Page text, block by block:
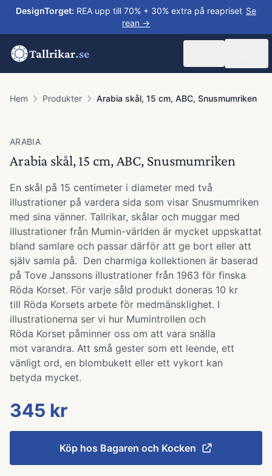
DesignTorget: REA upp till 70% + 30% extra på reapriset Se
rean →
Tallrikar.se
Hem Produkter Arabia skål, 15 cm, ABC, Snusmumriken
ARABIA
Arabia skål, 15 cm, ABC, Snusmumriken
En skål på 15 centimeter i diameter med två
illustrationer på vardera sida som visar Snusmumriken
med sina vänner. Tallrikar, skålar och muggar med
illustrationer från Mumin-världen är mycket uppskattat
bland samlare och passar därför att ge bort eller att
själv samla på. Den charmiga kollektionen är baserad
på Tove Janssons illustrationer från 1963 för finska
Röda Korset. För varje såld produkt doneras 10 kr
till Röda Korsets arbete för medmänsklighet. I
illustrationerna ser vi hur Mumintrollen och
Röda Korset påminner oss om att vara snälla
mot varandra. Att små gester som ett leende, ett
vänligt ord, en blombukett eller ett vykort kan
betyda mycket.
345 kr
Köp hos Bagaren och Kocken